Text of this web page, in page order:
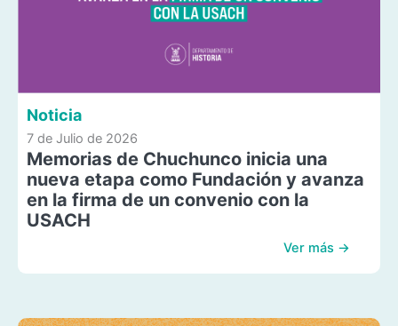
Noticia
7 de Julio de 2026
Memorias de Chuchunco inicia una
nueva etapa como Fundación y avanza
en la firma de un convenio con la
USACH
Ver más →